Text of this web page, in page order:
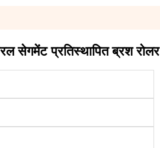
सेगमेंट प्रतिस्थापित ब्रश रोलर